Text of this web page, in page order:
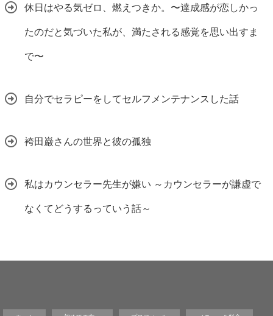
休日はやる気ゼロ、燃えつきか。〜達成感が恋しかっ
たのだと気づいた私が、満たされる感覚を思い出すま
で〜
自分でセラピーをしてセルフメンテナンスした話
袴田巌さんの世界と彼の孤独
私はカウンセラー先生が嫌い ～カウンセラーが謙虚で
なくてどうするっていう話～